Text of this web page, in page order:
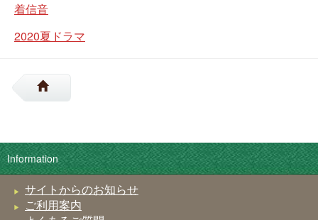
着信音
2020夏ドラマ
Information
サイトからのお知らせ
ご利用案内